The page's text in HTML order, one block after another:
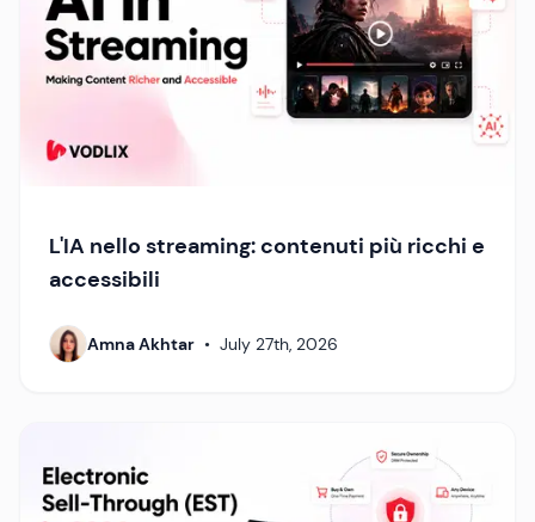
L'IA nello streaming: contenuti più ricchi e
accessibili
Amna Akhtar • July 27th, 2026